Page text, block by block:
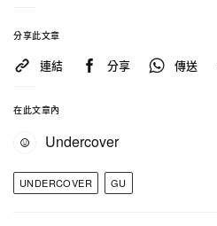
路商店開賣。
有興趣的讀者們
談。
分享此文章
連結 分享 傳送
在此文章內
Undercover
UNDERCOVER GU